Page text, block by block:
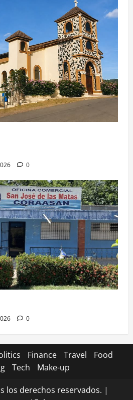
0
0
Finance Travel
Food
Tech Make-up
los derechos reservados. |